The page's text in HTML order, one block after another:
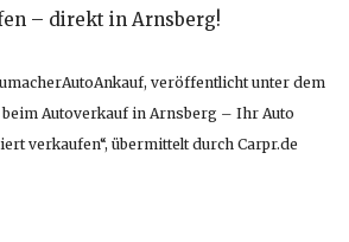
– direkt in Arnsberg!
veröffentlicht unter dem
Autoverkauf in Arnsberg – Ihr Auto
verkaufen“, übermittelt durch Carpr.de